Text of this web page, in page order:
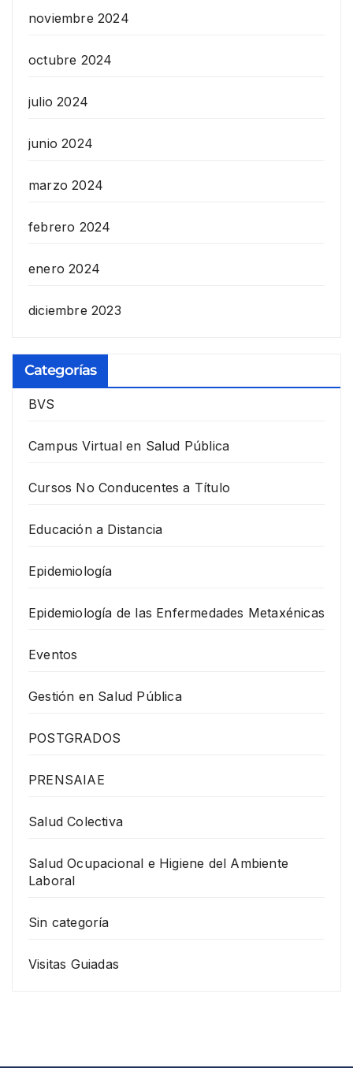
noviembre 2024
octubre 2024
julio 2024
junio 2024
marzo 2024
febrero 2024
enero 2024
diciembre 2023
Categorías
BVS
Campus Virtual en Salud Pública
Cursos No Conducentes a Título
Educación a Distancia
Epidemiología
Epidemiología de las Enfermedades Metaxénicas
Eventos
Gestión en Salud Pública
POSTGRADOS
PRENSAIAE
Salud Colectiva
Salud Ocupacional e Higiene del Ambiente
Laboral
Sin categoría
Visitas Guiadas